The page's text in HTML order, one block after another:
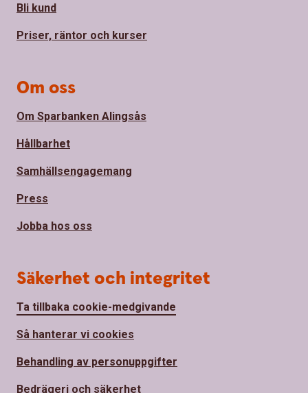
Bli kund
Priser, räntor och kurser
Om oss
Om Sparbanken Alingsås
Hållbarhet
Samhällsengagemang
Press
Jobba hos oss
Säkerhet och integritet
Ta tillbaka cookie-medgivande
Så hanterar vi cookies
Behandling av personuppgifter
Bedrägeri och säkerhet